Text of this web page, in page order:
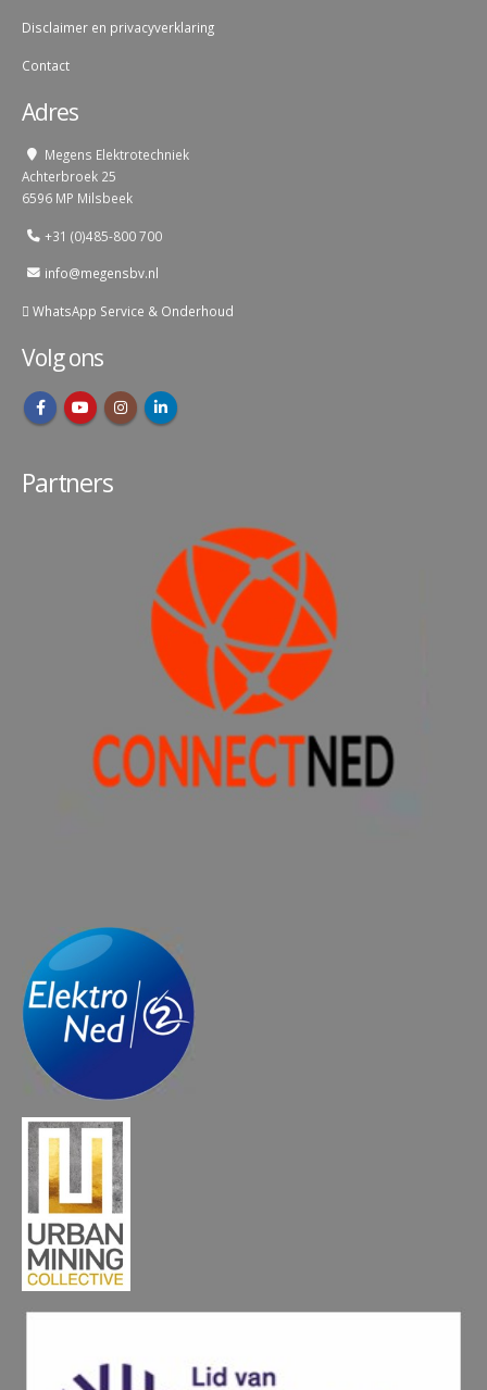
Disclaimer en privacyverklaring
Contact
Adres
Megens Elektrotechniek
Achterbroek 25
6596 MP Milsbeek
+31 (0)485-800 700
info@megensbv.nl
WhatsApp Service & Onderhoud
Volg ons
Partners